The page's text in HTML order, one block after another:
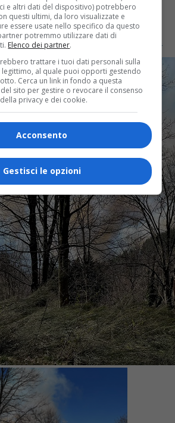
di Noveis dopo l’incendio: il
Bruciati circa quattro ettari di
al responsabile. In volo sopra...
e altri dati del dispositivo) potrebbero
questi ultimi, da loro visualizzate e
essere usate nello specifico da questo
potremmo utilizzare dati di
Elenco dei partner.
trattare i tuoi dati personali sulla
legittimo, al quale puoi opporti gestendo
Cerca un link in fondo a questa
sito per gestire o revocare il consenso
privacy e dei cookie.
Acconsento
Gestisci le opzioni